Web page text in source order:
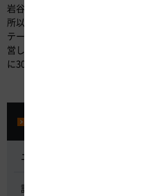
岩谷産業（株）は、国内初の商用
所以来、FCVの普及促進やユーザ
テーションの整備を進めておりま
営している水素ステーションは53
に30カ所の建設を計画しております
ニュースリリース
記者会見